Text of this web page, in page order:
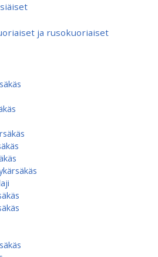
ja rusokuoriaiset